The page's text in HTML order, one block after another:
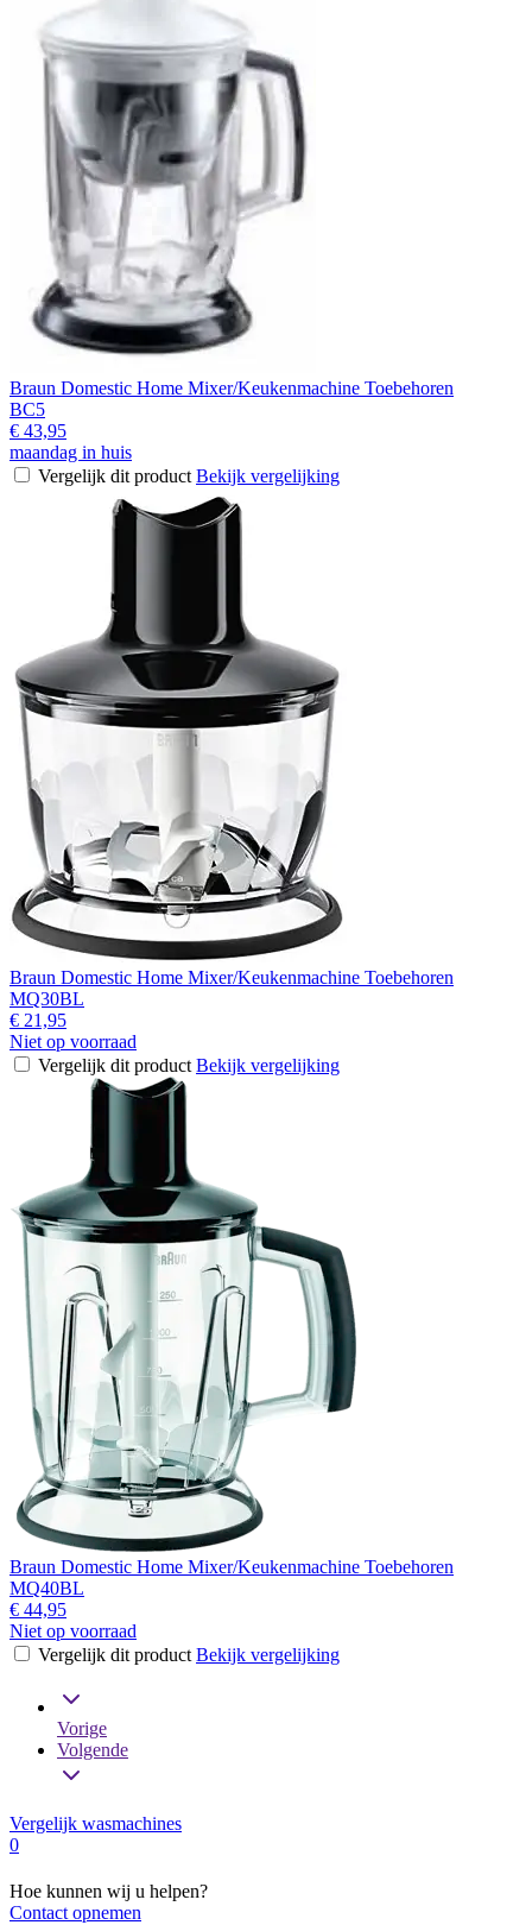
Braun Domestic Home Mixer/Keukenmachine Toebehoren
BC5
€ 43,95
maandag in huis
Vergelijk dit product Bekijk vergelijking
Braun Domestic Home Mixer/Keukenmachine Toebehoren
MQ30BL
€ 21,95
Niet op voorraad
Vergelijk dit product Bekijk vergelijking
Braun Domestic Home Mixer/Keukenmachine Toebehoren
MQ40BL
€ 44,95
Niet op voorraad
Vergelijk dit product Bekijk vergelijking
Vorige
Volgende
Vergelijk wasmachines
0
Hoe kunnen wij u helpen?
Contact opnemen